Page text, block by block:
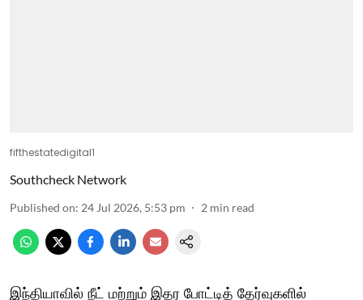
fifthestatedigital1
Southcheck Network
Published on: 24 Jul 2026, 5:53 pm 2 min read
இந்தியாவில் நீட் மற்றும் இதர போட்டித் தேர்வுகளில்